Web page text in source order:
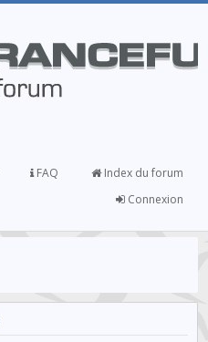
Index du forum
FAQ
Connexion